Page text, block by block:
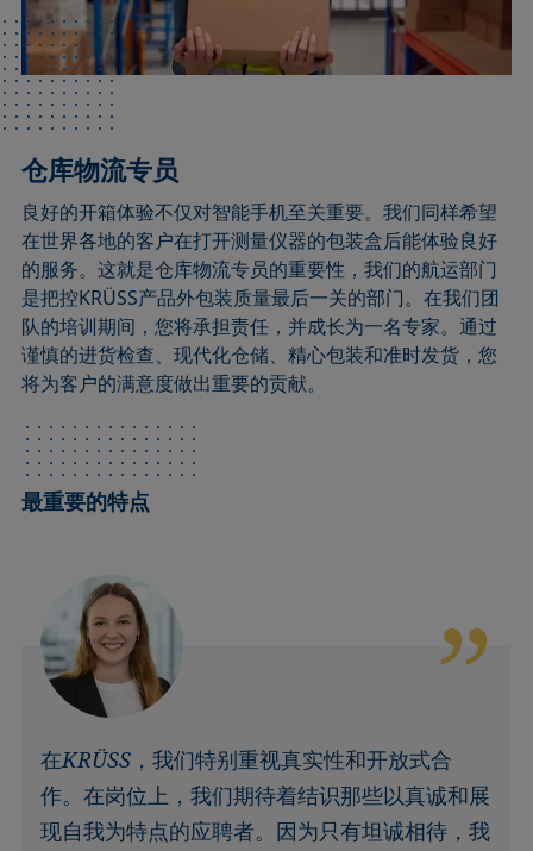
仓库物流专员
良好的开箱体验不仅对智能手机至关重要。我们同样希望
在世界各地的客户在打开测量仪器的包装盒后能体验良好
的服务。这就是仓库物流专员的重要性，我们的航运部门
是把控KRÜSS产品外包装质量最后一关的部门。在我们团
队的培训期间，您将承担责任，并成长为一名专家。通过
谨慎的进货检查、现代化仓储、精心包装和准时发货，您
将为客户的满意度做出重要的贡献。
最重要的特点
在KRÜSS，我们特别重视真实性和开放式合
作。在岗位上，我们期待着结识那些以真诚和展
现自我为特点的应聘者。因为只有坦诚相待，我